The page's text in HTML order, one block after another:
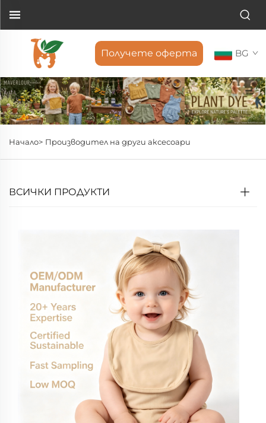
Получете оферта BG
Начало> Производител на други аксесоари
ВСИЧКИ ПРОДУКТИ